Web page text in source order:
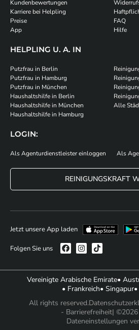
Kundenbewertungen
Karriere bei Helpling
Preise
App
FAQ
Hilfe
HELPLING U. A. IN
Putzfrau in Berlin
Putzfrau in Hamburg
Putzfrau in München
Haushaltshilfe in Berlin
Haushaltshilfe in München
Haushaltshilfe in Hamburg
Alle
LOGIN:
Als Agenturdienstleister einloggen Als
REINIGUNGSKRAFT
Jetzt unsere App laden
Folgen Sie uns
Vereinigte Arabische Emirate•
• Frankreich• Singapur
All rights reserved.
- Barrierefreiheit|
Dateneinstellungen